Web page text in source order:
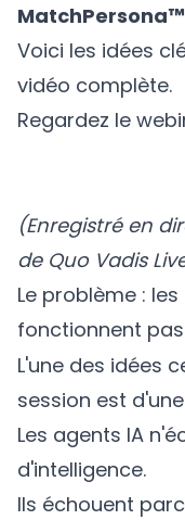
MatchPersona™
Voici les idées
vidéo complète.
Regardez le
(Enregistré en
de Quo Vadis
Le problème :
fonctionnent pas
L'une des idées
session est
Les agents IA
d'intelligence.
Ils échouent